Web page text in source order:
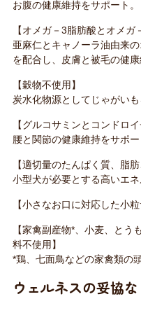
お腹の健康維持をサポート。
【オメガ－3脂肪酸とオメガ
亜麻仁とキャノーラ油由来
を配合し、皮膚と被毛の健康
【穀物不使用】
炭水化物源としてじゃがいも
【グルコサミンとコンドロイ
腰と関節の健康維持をサポー
【適切量のたんぱく質、脂
小型犬が必要とする高いエ
【小さなお口に対応した小粒
【家禽副産物*、小麦、と
料不使用】
*鶏、七面鳥などの家禽類の
ウェルネスの妥協